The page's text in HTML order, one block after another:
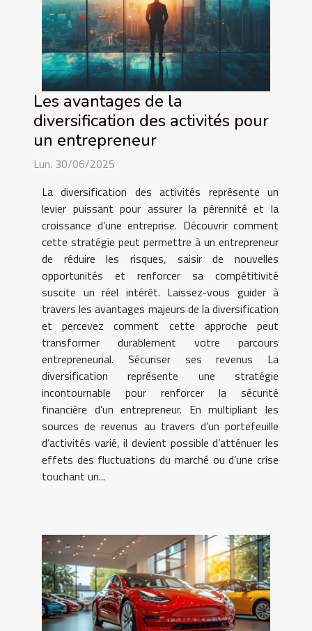
Les avantages de la
diversification des activités pour
un entrepreneur
Lun. 30/06/2025
La diversification des activités représente un
levier puissant pour assurer la pérennité et la
croissance d’une entreprise. Découvrir comment
cette stratégie peut permettre à un entrepreneur
de réduire les risques, saisir de nouvelles
opportunités et renforcer sa compétitivité
suscite un réel intérêt. Laissez-vous guider à
travers les avantages majeurs de la diversification
et percevez comment cette approche peut
transformer durablement votre parcours
entrepreneurial. Sécuriser ses revenus La
diversification représente une stratégie
incontournable pour renforcer la sécurité
financière d’un entrepreneur. En multipliant les
sources de revenus au travers d’un portefeuille
d’activités varié, il devient possible d’atténuer les
effets des fluctuations du marché ou d’une crise
touchant un...